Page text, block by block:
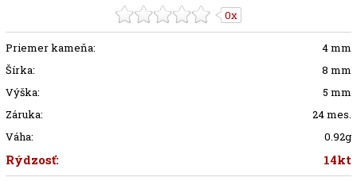
0x
Priemer kameňa:
4 mm
Šírka:
8 mm
Výška:
5 mm
Záruka:
24 mes.
Váha:
0.92g
Rýdzosť: 14kt